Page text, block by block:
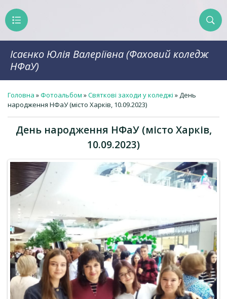
Ісаєнко Юлія Валеріївна (Фаховий коледж
НФаУ)
Головна »Фотоальбом »Святкові заходи у коледжі » День
народження НФаУ (місто Харків, 10.09.2023)
День народження НФаУ (місто Харків,
10.09.2023)